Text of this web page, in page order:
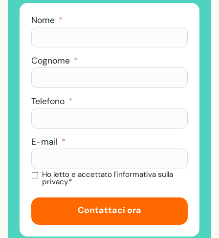
Nome *
Cognome *
Telefono *
E-mail *
Ho letto e accettato l'informativa sulla
privacy*
Contattaci ora